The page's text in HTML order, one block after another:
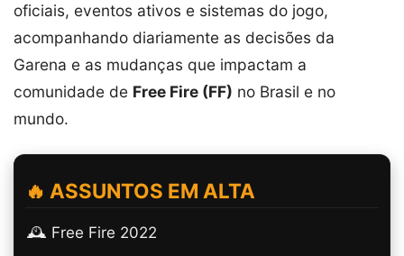
oficiais, eventos ativos e sistemas do jogo,
acompanhando diariamente as decisões da
Garena e as mudanças que impactam a
comunidade de Free Fire (FF) no Brasil e no
mundo.
🔥 ASSUNTOS EM ALTA
🕰️ Free Fire 2022